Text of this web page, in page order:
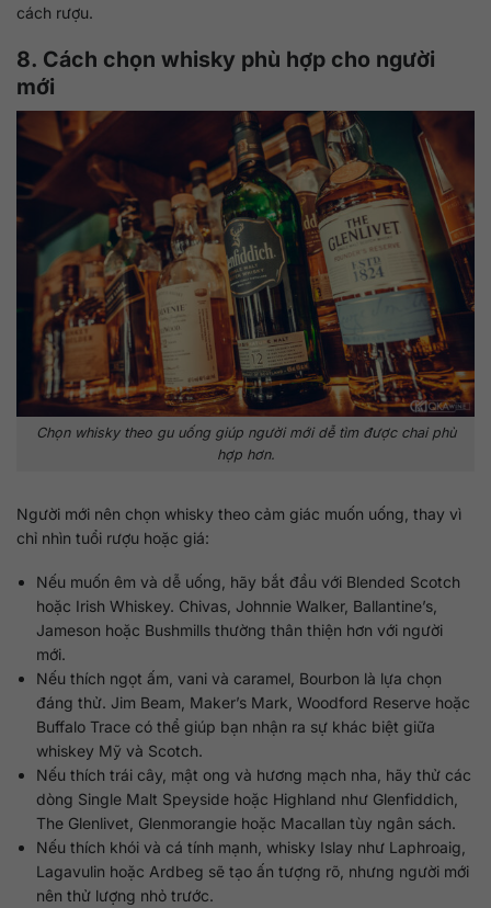
cách rượu.
8. Cách chọn whisky phù hợp cho người
mới
Chọn whisky theo gu uống giúp người mới dễ tìm được chai phù
hợp hơn.
Người mới nên chọn whisky theo cảm giác muốn uống, thay vì
chỉ nhìn tuổi rượu hoặc giá:
Nếu muốn êm và dễ uống, hãy bắt đầu với Blended Scotch
hoặc Irish Whiskey. Chivas, Johnnie Walker, Ballantine’s,
Jameson hoặc Bushmills thường thân thiện hơn với người
mới.
Nếu thích ngọt ấm, vani và caramel, Bourbon là lựa chọn
đáng thử. Jim Beam, Maker’s Mark, Woodford Reserve hoặc
Buffalo Trace có thể giúp bạn nhận ra sự khác biệt giữa
whiskey Mỹ và Scotch.
Nếu thích trái cây, mật ong và hương mạch nha, hãy thử các
dòng Single Malt Speyside hoặc Highland như Glenfiddich,
The Glenlivet, Glenmorangie hoặc Macallan tùy ngân sách.
Nếu thích khói và cá tính mạnh, whisky Islay như Laphroaig,
Lagavulin hoặc Ardbeg sẽ tạo ấn tượng rõ, nhưng người mới
nên thử lượng nhỏ trước.